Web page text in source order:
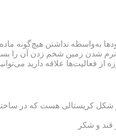
به‌واسطه نداشتن هیچ‌گونه
نرم شدن زمین شخم زدن آن را
فعالیت‌ها علاقه دارید
کریستالی هست که در ساختار
و شکر